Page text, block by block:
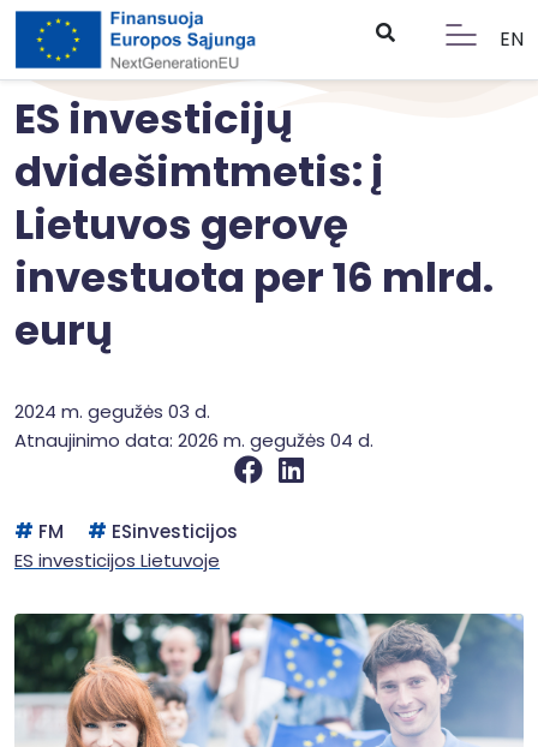
EN
ES investicijų
dvidešimtmetis: į
Lietuvos gerovę
investuota per 16 mlrd.
eurų
2024 m. gegužės 03 d.
Atnaujinimo data: 2026 m. gegužės 04 d.
FM
ESinvesticijos
ES investicijos Lietuvoje